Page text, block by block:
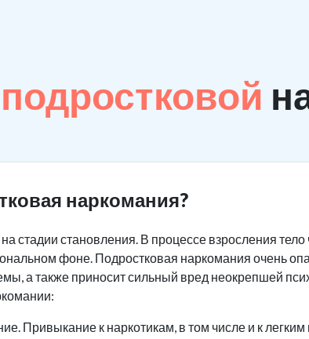
наркомания?
стадии становления. В процессе взросления
фоне. Подростковая наркомания очень
а также приносит сильный вред неокрепшей
Привыкание к наркотикам, в том числе и к